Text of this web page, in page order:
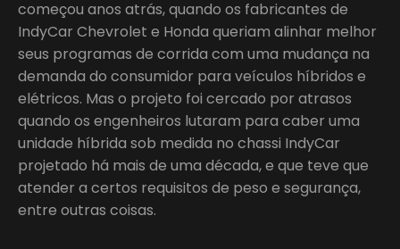
começou anos atrás, quando os fabricantes de
IndyCar Chevrolet e Honda queriam alinhar melhor
seus programas de corrida com uma mudança na
demanda do consumidor para veículos híbridos e
elétricos. Mas o projeto foi cercado por atrasos
quando os engenheiros lutaram para caber uma
unidade híbrida sob medida no chassi IndyCar
projetado há mais de uma década, e que teve que
atender a certos requisitos de peso e segurança,
entre outras coisas.